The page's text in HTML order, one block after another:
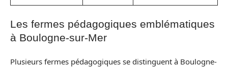
Les fermes pédagogiques emblématiques
à Boulogne-sur-Mer
Plusieurs fermes pédagogiques se distinguent à Boulogne-